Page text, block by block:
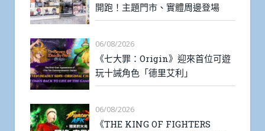
開跑！主題門市、實體周邊登場
06/08/2026
《七大罪：Origin》迎來首位可遊
玩十誡角色「德里艾利」
06/08/2026
《THE KING OF FIGHTERS